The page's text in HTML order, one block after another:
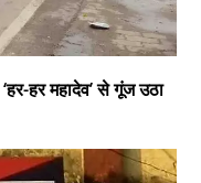
हर महादेव’ से गूंज उठा